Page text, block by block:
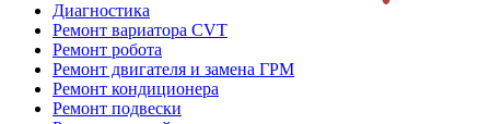
Диагностика
Ремонт вариатора CVT
Ремонт робота
Ремонт двигателя и замена ГРМ
Ремонт кондиционера
Ремонт подвески